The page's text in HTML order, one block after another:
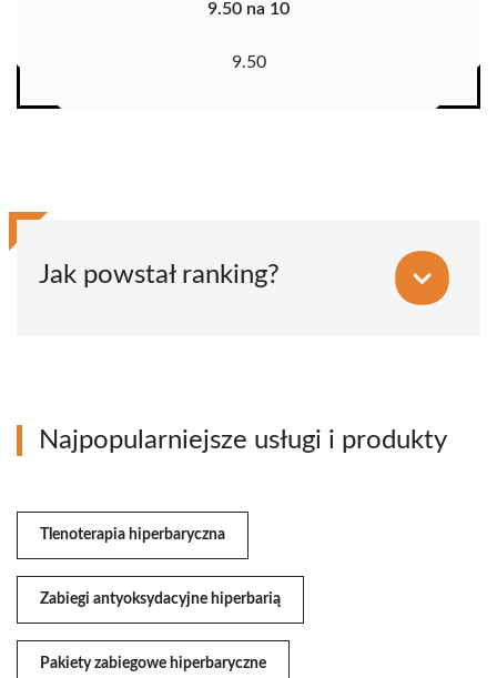
9.50 na 10
9.50
Jak powstał ranking?
Najpopularniejsze usługi i produkty
Tlenoterapia hiperbaryczna
Zabiegi antyoksydacyjne hiperbarią
Pakiety zabiegowe hiperbaryczne